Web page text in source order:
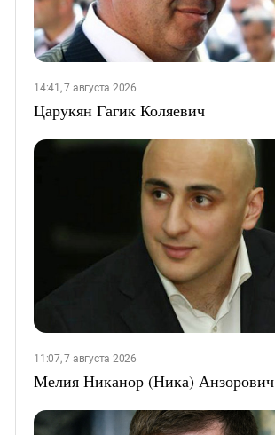
14:41, 7 августа 2026
Царукян Гагик Коляевич
11:07, 7 августа 2026
Мелия Никанор (Ника) Анзорович